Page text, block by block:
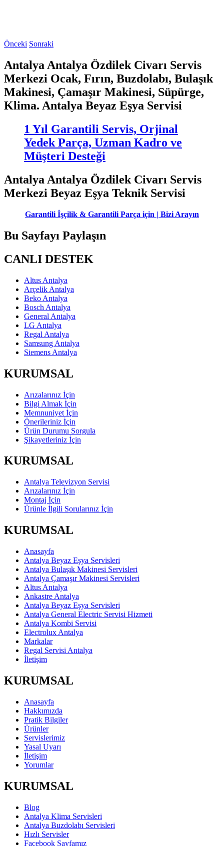
Önceki Sonraki
Antalya Antalya Özdilek Civarı Servis
Merkezi Ocak, Fırın, Buzdolabı, Bulaşık
Makinesi, Çamaşır Makinesi, Süpürge,
Klima. Antalya Beyaz Eşya Servisi
1 Yıl Garantili Servis, Orjinal
Yedek Parça, Uzman Kadro ve
Müşteri Desteği
Antalya Antalya Özdilek Civarı Servis
Merkezi Beyaz Eşya Teknik Servisi
Garantili İşçilik & Garantili Parça için | Bizi Arayın
Bu Sayfayı Paylaşın
CANLI DESTEK
Altus Antalya
Arçelik Antalya
Beko Antalya
Bosch Antalya
General Antalya
LG Antalya
Regal Antalya
Samsung Antalya
Siemens Antalya
KURUMSAL
Arızalarınız İçin
Bilgi Almak İçin
Memnuniyet İçin
Önerileriniz İçin
Ürün Durumu Sorgula
Şikayetleriniz İçin
KURUMSAL
Antalya Televizyon Servisi
Arızalarınız İçin
Montaj İçin
Ürünle İlgili Sorularınız İçin
KURUMSAL
Anasayfa
Antalya Beyaz Eşya Servisleri
Antalya Bulaşık Makinesi Servisleri
Antalya Çamaşır Makinesi Servisleri
Altus Antalya
Ankastre Antalya
Antalya Beyaz Eşya Servisleri
Antalya General Electric Servisi Hizmeti
Antalya Kombi Servisi
Electrolux Antalya
Markalar
Regal Servisi Antalya
İletişim
KURUMSAL
Anasayfa
Hakkımızda
Pratik Bilgiler
Ürünler
Servislerimiz
Yasal Uyarı
İletişim
Yorumlar
KURUMSAL
Blog
Antalya Klima Servisleri
Antalya Buzdolabı Servisleri
Hızlı Servisler
Facebook Sayfamız